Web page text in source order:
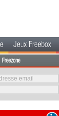
Jeux Freebox
Freezone